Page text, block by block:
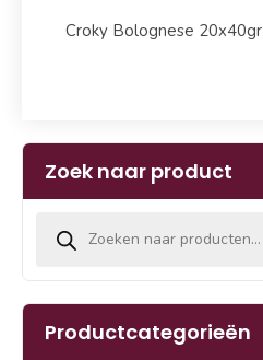
Croky Bolognese 20x40gr
Zoek naar product
Productcategorieën